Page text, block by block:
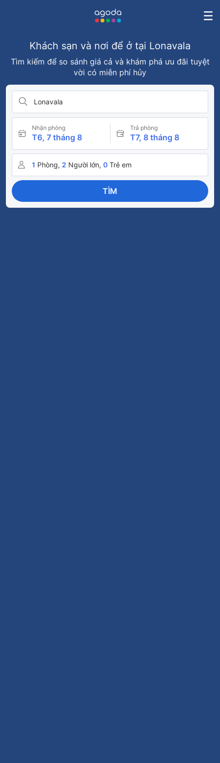
Khách sạn và nơi để ở tại Lonavala
Tìm kiếm để so sánh giá cả và khám phá ưu đãi tuyệt
vời có miễn phí hủy
Lonavala
Nhận phòng
T6, 7 tháng 8
Trả phòng
T7, 8 tháng 8
1 Phòng, 2 Người lớn, 0 Trẻ em
TÌM